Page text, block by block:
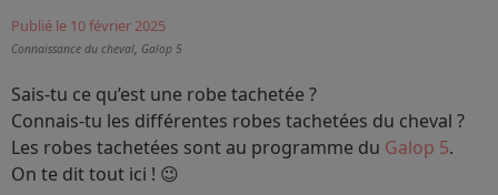
Publié le 10 février 2025
Connaissance du cheval, Galop 5
Sais-tu ce qu’est une robe tachetée ?
Connais-tu les différentes robes tachetées du cheval ?
Les robes tachetées sont au programme du Galop 5.
On te dit tout ici ! 😉